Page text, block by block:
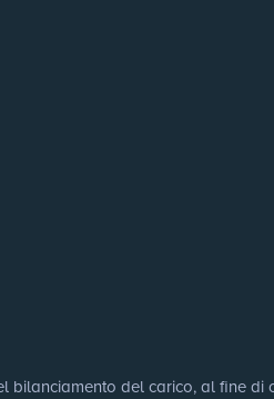
bilanciamento del carico, al fine di